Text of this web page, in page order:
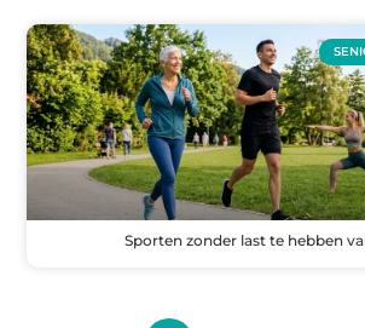
Sporten zonder last te hebben